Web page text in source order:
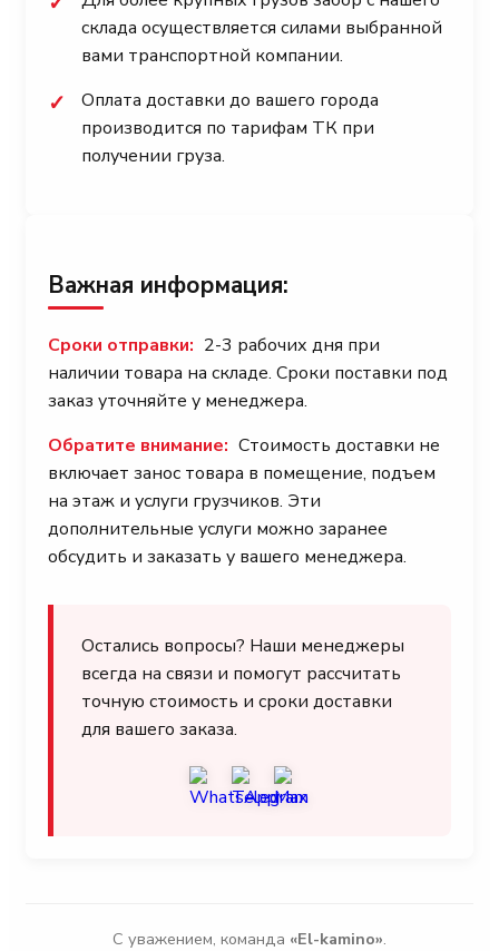
склада осуществляется силами выбранной
вами транспортной компании.
✓
Оплата доставки до вашего города
производится по тарифам ТК при
получении груза.
Важная информация:
Сроки отправки: 2-3 рабочих дня при
наличии товара на складе. Сроки поставки под
заказ уточняйте у менеджера.
Обратите внимание: Стоимость доставки не
включает занос товара в помещение, подъем
на этаж и услуги грузчиков. Эти
дополнительные услуги можно заранее
обсудить и заказать у вашего менеджера.
Остались вопросы? Наши менеджеры
всегда на связи и помогут рассчитать
точную стоимость и сроки доставки
для вашего заказа.
С уважением, команда «El-kamino».